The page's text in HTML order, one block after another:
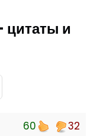
цитаты и
60 32